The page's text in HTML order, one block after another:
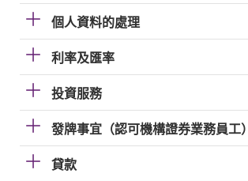
個人資料的處理
利率及匯率
投資服務
發牌事宜（認可機構證券業務員工）
貸款